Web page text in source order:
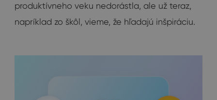
produktívneho veku nedorástla, ale už teraz,
napríklad zo škôl, vieme, že hľadajú inšpiráciu.